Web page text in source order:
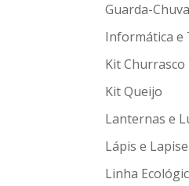
Guarda-Chuva
Informática e
Kit Churrasco
Kit Queijo
Lanternas e
Lápis e
Linha